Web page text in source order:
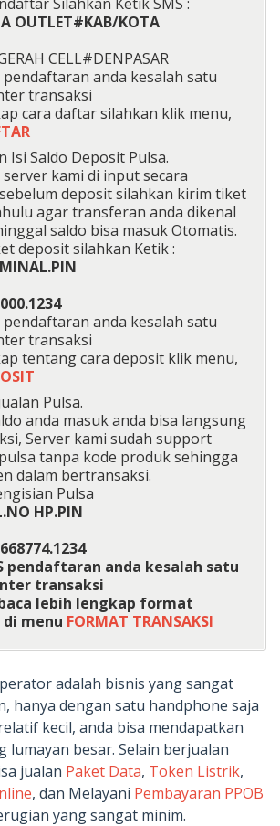
OUTLET#KAB/KOTA
CELL#DENPASAR
pendaftaran anda kesalah satu
transaksi
cara daftar silahkan klik menu,
Isi Saldo Deposit Pulsa.
kami di input secara
deposit silahkan kirim tiket
agar transferan anda dikenal
saldo bisa masuk Otomatis.
deposit silahkan Ketik :
pendaftaran anda kesalah satu
transaksi
tentang cara deposit klik menu,
Pulsa.
anda masuk anda bisa langsung
Server kami sudah support
tanpa kode produk sehingga
dalam bertransaksi.
Pulsa
HP.PIN
pendaftaran anda kesalah satu
transaksi
lebih lengkap format
menu FORMAT TRANSAKSI
adalah bisnis yang sangat
hanya dengan satu handphone saja
kecil, anda bisa mendapatkan
lumayan besar. Selain berjualan
jualan Paket Data, Token Listrik,
, dan Melayani Pembayaran PPOB
yang sangat minim.